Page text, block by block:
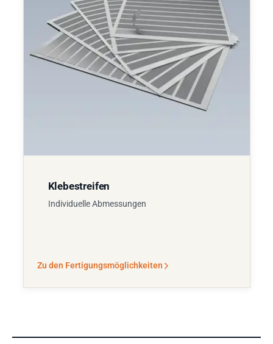
Klebestreifen
Individuelle Abmessungen
Zu den Fertigungsmöglichkeiten